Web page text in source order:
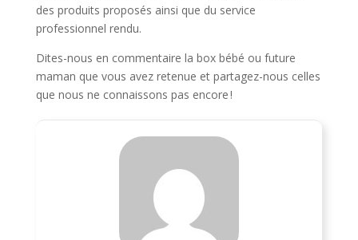
des produits proposés ainsi que du service
professionnel rendu.
Dites-nous en commentaire la box bébé ou future
maman que vous avez retenue et partagez-nous celles
que nous ne connaissons pas encore !